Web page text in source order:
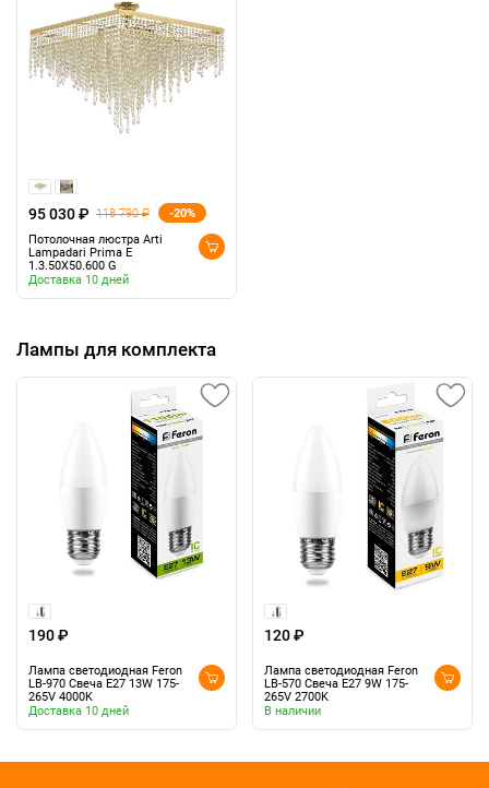
95 030 ₽ 118 790 ₽
-20%
Потолочная люстра Arti
Lampadari Prima E
1.3.50X50.600 G
Доставка 10 дней
Лампы для комплекта
190 ₽
Лампа светодиодная Feron
LB-970 Свеча E27 13W 175-
265V 4000K
Доставка 10 дней
120 ₽
Лампа светодиодная Feron
LB-570 Свеча E27 9W 175-
265V 2700K
В наличии